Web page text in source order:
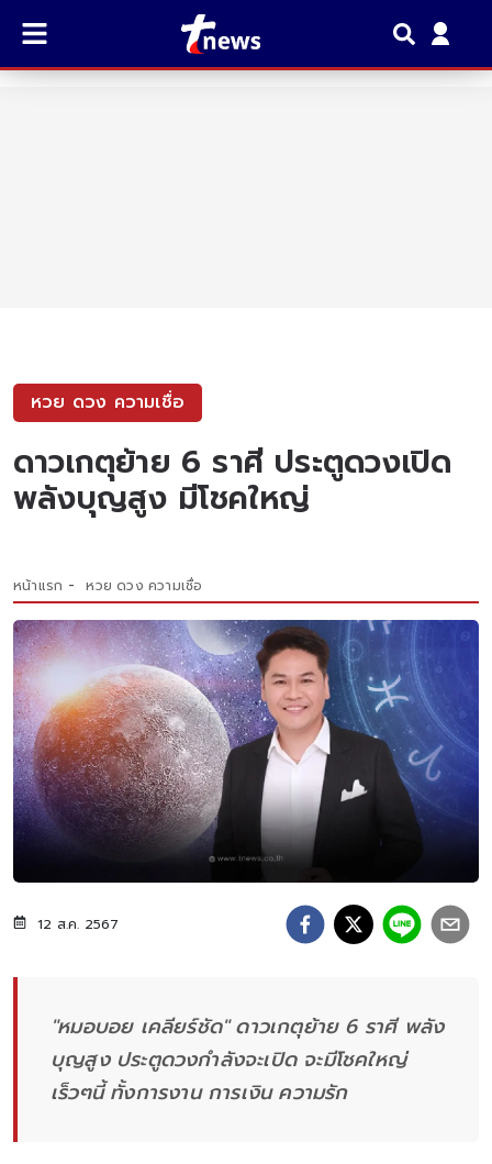
หวย ดวง ความเชื่อ
ดาวเกตุย้าย 6 ราศี ประตูดวงเปิด
พลังบุญสูง มีโชคใหญ่
หน้าแรก หวย ดวง ความเชื่อ
12 ส.ค. 2567
"หมอบอย เคลียร์ชัด" ดาวเกตุย้าย 6 ราศี พลัง
บุญสูง ประตูดวงกำลังจะเปิด จะมีโชคใหญ่
เร็วๆนี้ ทั้งการงาน การเงิน ความรัก